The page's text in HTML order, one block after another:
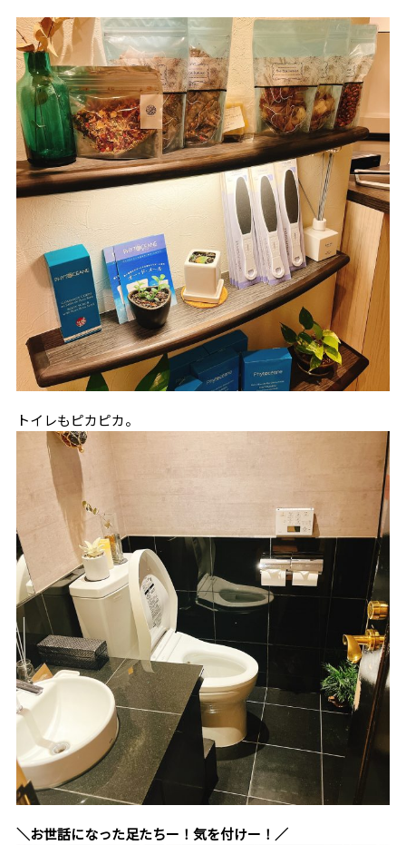
トイレもピカピカ。
＼お世話になった足たちー！気を付けー！／